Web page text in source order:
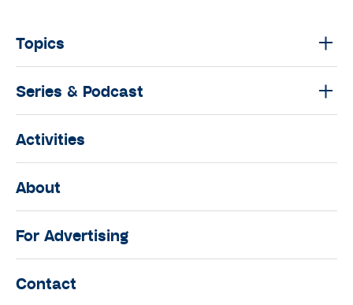
ออกกำลังกายสร้างกล้ามเนื้อตอนอายุ
60 ปี คุยกับพี่แดง-กัลป์ชัย อารีสิน
‘ลำยูรโฟโต้’ โรงเรียนสำหรับคนรัก
กล้องฟิล์ม ของอาจารย์หน่อง-จตุรงค์
หิรัญกาญจน์ วัย 58 ปี : The O Idol
Topics
Series & Podcast
Activities
About
For Advertising
Contact